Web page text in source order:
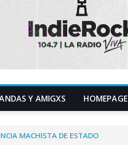
Y AMIGXS HOMEPAGE
MACHISTA DE ESTADO